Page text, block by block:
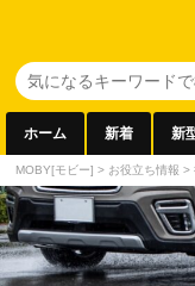
ホーム 新着 新
MOBY[モビー] > お役立ち情報 >